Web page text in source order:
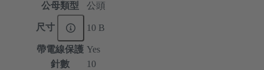
公母類型
公頭
尺寸 10 B
帶電線保護 Yes
針數
10